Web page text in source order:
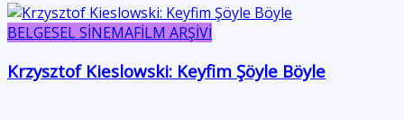
BELGESEL SİNEMAFİLM ARŞİVİ
Krzysztof Kieslowski: Keyfim Şöyle Böyle